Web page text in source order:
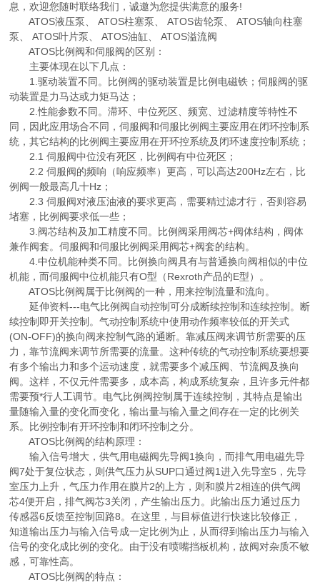
息，欢迎您随时联络我们，诚邀为您提供满意的服务!
ATOS液压泵、 ATOS柱塞泵、 ATOS齿轮泵、 ATOS轴向柱塞
泵、 ATOS叶片泵、 ATOS油缸、 ATOS溢流阀
ATOS比例阀和伺服阀的区别：
主要体现在以下几点：
1.驱动装置不同。比例阀的驱动装置是比例电磁铁；伺服阀的驱
动装置是力马达或力矩马达；
2.性能参数不同。滞环、中位死区、频宽、过滤精度等特性不
同，因此应用场合不同，伺服阀和伺服比例阀主要应用在闭环控制系
统，其它结构的比例阀主要应用在开环控系统及闭环速度控制系统；
2.1 伺服阀中位没有死区，比例阀有中位死区；
2.2 伺服阀的频响（响应频率）更高，可以高达200Hz左右，比
例阀一般最高几十Hz；
2.3 伺服阀对液压油液的要求更高，需要精过滤才行，否则容易
堵塞，比例阀要求低一些；
3.阀芯结构及加工精度不同。比例阀采用阀芯+阀体结构，阀体
兼作阀套。伺服阀和伺服比例阀采用阀芯+阀套的结构。
4.中位机能种类不同。比例换向阀具有与普通换向阀相似的中位
机能，而伺服阀中位机能只有O型（Rexroth产品的E型）。
ATOS比例阀属于比例阀的一种，用来控制流量和流向。
延伸资料---电气比例阀自动控制可分成断续控制和连续控制。断
续控制即开关控制。气动控制系统中使用动作频率较低的开关式
(ON-OFF)的换向阀来控制气路的通断。靠减压阀来调节所需要的压
力，靠节流阀来调节所需要的流量。这种传统的气动控制系统要想要
有多个输出力和多个运动速度，就需要多个减压阀、节流阀及换向
阀。这样，不仅元件需要多，成本高，构成系统复杂，且许多元件都
需要预*行人工调节。电气比例阀控制属于连续控制，其特点是输出
量随输入量的变化而变化，输出量与输入量之间存在一定的比例关
系。比例控制有开环控制和闭环控制之分。
ATOS比例阀的结构原理：
输入信号增大，供气用电磁阀先导阀1换向，而排气用电磁先导
阀7处于复位状态，则供气压力从SUP口通过阀1进入先导室5，先导
室压力上升，气压力作用在膜片2的上方，则和膜片2相连的供气阀
芯4便开启，排气阀芯3关闭，产生输出压力。此输出压力通过压力
传感器6反馈至控制回路8。在这里，与目标值进行快速比较修正，
知道输出压力与输入信号成一定比例为止，从而得到输出压力与输入
信号的变化成比例的变化。由于没有喷嘴挡板机构，故阀对杂质不敏
感，可靠性高。
ATOS比例阀的特点：